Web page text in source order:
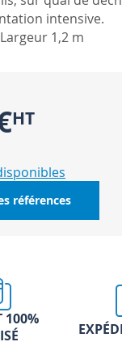
intensive.
1,2 m
références
100%